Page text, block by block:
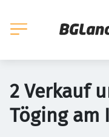
2 Verkauf
Töging am